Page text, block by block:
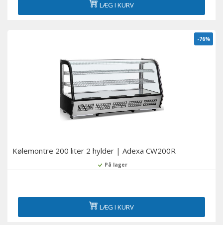
LÆG I KURV
-76%
Kølemontre 200 liter 2 hylder | Adexa CW200R
På lager
LÆG I KURV